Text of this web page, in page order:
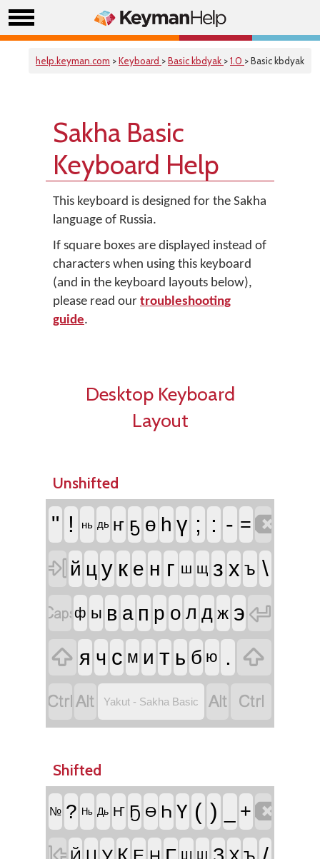
help.keyman.com >Keyboard >Basic kbdyak >1.0 > Basic kbdyak
Sakha Basic
Keyboard Help
This keyboard is designed for the Sakha
language of Russia.
If square boxes are displayed instead of
characters when using this keyboard
(and in the keyboard layouts below),
please read our troubleshooting
guide.
Desktop Keyboard
Layout
Unshifted
" ! нь дь ҥ ҕ ө һ ү ; : - =
 й ц у к е н г ш щ з х ъ \
ф ы в а п р о л д ж э 
 я ч с м и т ь б ю . 
 Yakut - Sakha Basic  
Shifted
№ ? Нь Дь Ҥ Ҕ Ө Һ Ү ( ) +
Й Ц Н Ш Щ Ъ